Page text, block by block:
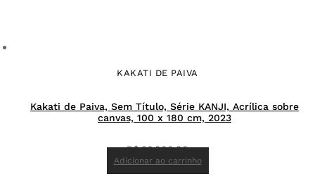
KAKATI DE PAIVA
Kakati de Paiva, Sem Título, Série KANJI, Acrílica sobre
canvas, 100 x 180 cm, 2023
R$36.000,00
Adicionar ao carrinho